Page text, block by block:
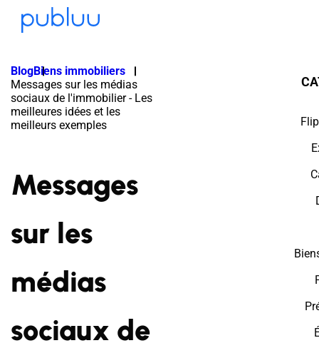
BlogBiens immobiliers
Messages sur les médias
sociaux de l'immobilier - Les
meilleures idées et les
meilleurs exemples
Messages
sur les
médias
sociaux de